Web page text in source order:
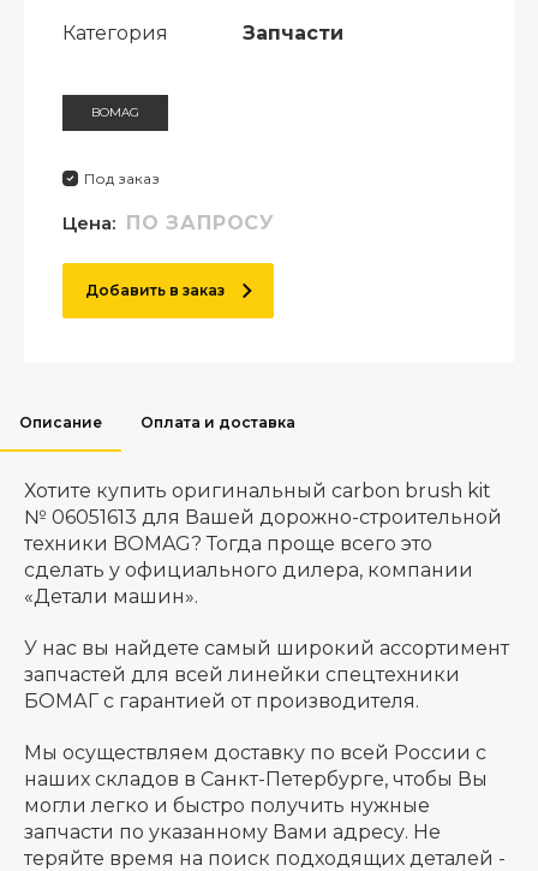
Категория Запчасти
BOMAG
Под заказ
Цена: ПО ЗАПРОСУ
Добавить в заказ
Описание Оплата и доставка
Хотите купить оригинальный carbon brush kit
№ 06051613 для Вашей дорожно-строительной
техники BOMAG? Тогда проще всего это
сделать у официального дилера, компании
«Детали машин».
У нас вы найдете самый широкий ассортимент
запчастей для всей линейки спецтехники
БОМАГ с гарантией от производителя.
Мы осуществляем доставку по всей России с
наших складов в Санкт-Петербурге, чтобы Вы
могли легко и быстро получить нужные
запчасти по указанному Вами адресу. Не
теряйте время на поиск подходящих деталей -